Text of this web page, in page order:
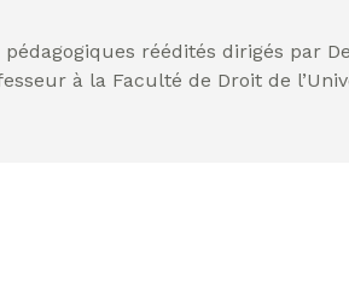
pédagogiques réédités dirigés par
à la Faculté de Droit de